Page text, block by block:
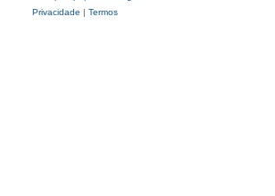
Privacidade | Termos